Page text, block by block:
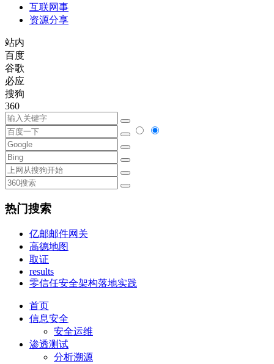
互联网事
资源分享
站内
百度
谷歌
必应
搜狗
360
热门搜索
亿邮邮件网关
高德地图
取证
results
零信任安全架构落地实践
首页
信息安全
安全运维
渗透测试
分析溯源